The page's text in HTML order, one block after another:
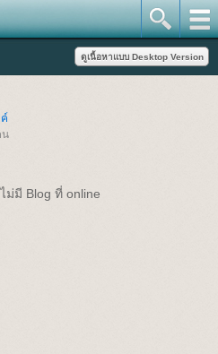
น
ม่มี Blog ที่ online